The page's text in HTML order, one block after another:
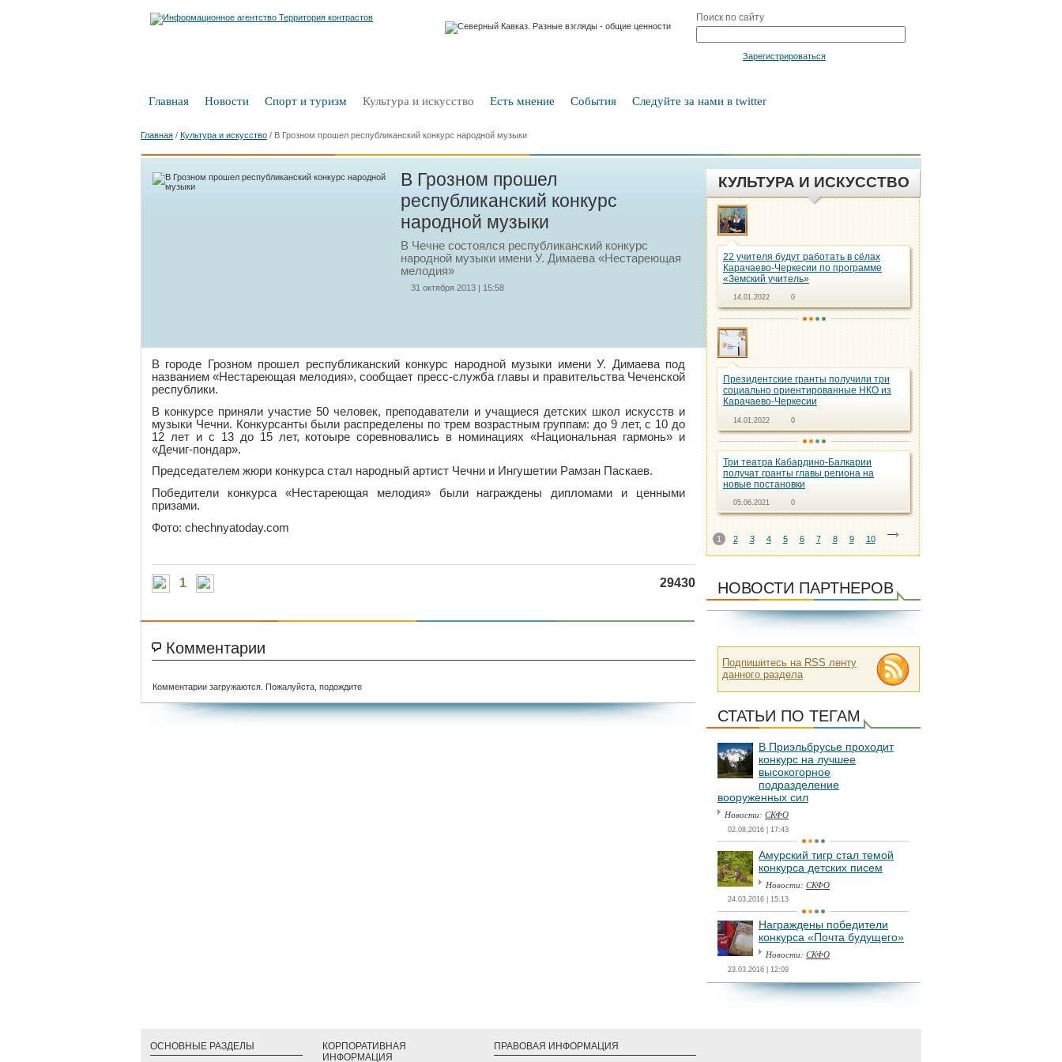
Поиск по сайту
Зарегистрироваться
Главная Новости Спорт и туризм Культура и искусство Есть мнение События Следуйте за нами в twitter
Главная / Культура и искусство / В Грозном прошел республиканский конкурс народной музыки
В Грозном прошел
республиканский конкурс
народной музыки
В Чечне состоялся республиканский конкурс
народной музыки имени У. Димаева «Нестареющая
мелодия»
31 октября 2013 | 15:58
В городе Грозном прошел республиканский конкурс народной музыки имени У. Димаева под
названием «Нестареющая мелодия», сообщает пресс-служба главы и правительства Чеченской
республики.
В конкурсе приняли участие 50 человек, преподаватели и учащиеся детских школ искусств и
музыки Чечни. Конкурсанты были распределены по трем возрастным группам: до 9 лет, с 10 до
12 лет и с 13 до 15 лет, котоыре соревновались в номинациях «Национальная гармонь» и
«Дечиг-пондар».
Председателем жюри конкурса стал народный артист Чечни и Ингушетии Рамзан Паскаев.
Победители конкурса «Нестареющая мелодия» были награждены дипломами и ценными
призами.
Фото: chechnyatoday.com
1 29430
Комментарии
Комментарии загружаются. Пожалуйста, подождите
КУЛЬТУРА И ИСКУССТВО
22 учителя будут работать в сёлах
Карачаево-Черкесии по программе
«Земский учитель»
14.01.2022 0
Президентские гранты получили три
социально ориентированные НКО из
Карачаево-Черкесии
14.01.2022 0
Три театра Кабардино-Балкарии
получат гранты главы региона на
новые постановки
05.06.2021 0
1 2 3 4 5 6 7 8 9 10
НОВОСТИ ПАРТНЕРОВ
Подпишитесь на RSS ленту
данного раздела
СТАТЬИ ПО ТЕГАМ
В Приэльбрусье проходит
конкурс на лучшее
высокогорное
подразделение
вооруженных сил
Новости: СКФО
02.08.2016 | 17:43
Амурский тигр стал темой
конкурса детских писем
Новости: СКФО
24.03.2016 | 15:13
Награждены победители
конкурса «Почта будущего»
Новости: СКФО
23.03.2016 | 12:09
ОСНОВНЫЕ РАЗДЕЛЫ
КОРПОРАТИВНАЯ
ИНФОРМАЦИЯ
ПРАВОВАЯ ИНФОРМАЦИЯ